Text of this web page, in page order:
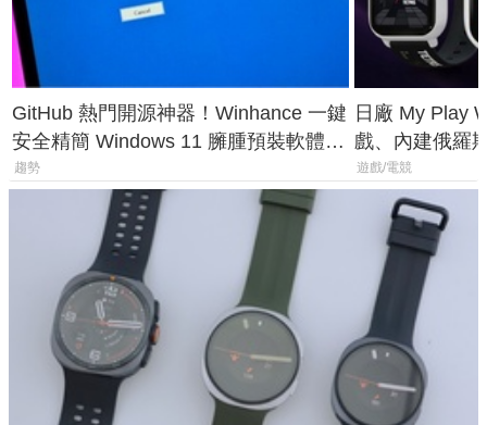
GitHub 熱門開源神器！Winhance 一鍵
安全精簡 Windows 11 臃腫預裝軟體與
後台追蹤
趨勢
日廠 My Play
戲、內建俄羅
過竟然不能連
遊戲/電競